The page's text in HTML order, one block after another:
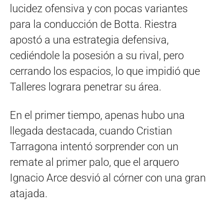
lucidez ofensiva y con pocas variantes
para la conducción de Botta. Riestra
apostó a una estrategia defensiva,
cediéndole la posesión a su rival, pero
cerrando los espacios, lo que impidió que
Talleres lograra penetrar su área.
En el primer tiempo, apenas hubo una
llegada destacada, cuando Cristian
Tarragona intentó sorprender con un
remate al primer palo, que el arquero
Ignacio Arce desvió al córner con una gran
atajada.